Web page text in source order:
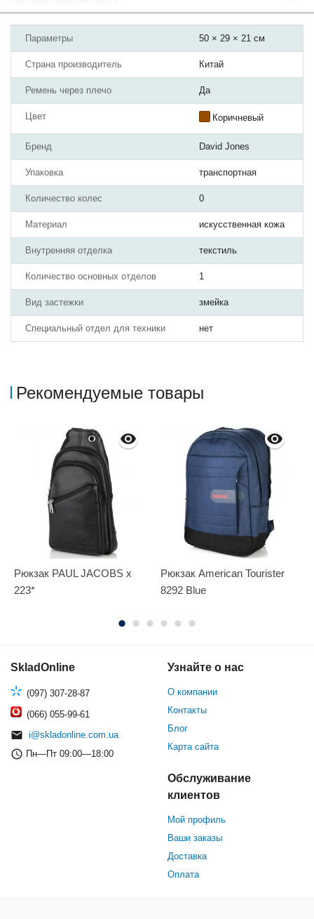
Параметры 50 × 29 × 21 см
Страна производитель Китай
Ремень через плечо Да
Цвет Коричневый
Бренд David Jones
Упаковка транспортная
Количество колес 0
Материал искусственная кожа
Внутренняя отделка текстиль
Количество основных отделов 1
Вид застежки змейка
Специальный отдел для техники нет
Рекомендуемые товары
Рюкзак PAUL JACOBS x
223*
Рюкзак American Tourister
8292 Blue
SkladOnline
(097) 307-28-87
(066) 055-99-61
i@skladonline.com.ua
Пн—Пт 09:00—18:00
Узнайте о нас
О компании
Контакты
Блог
Карта сайта
Обслуживание
клиентов
Мой профиль
Ваши заказы
Доставка
Оплата